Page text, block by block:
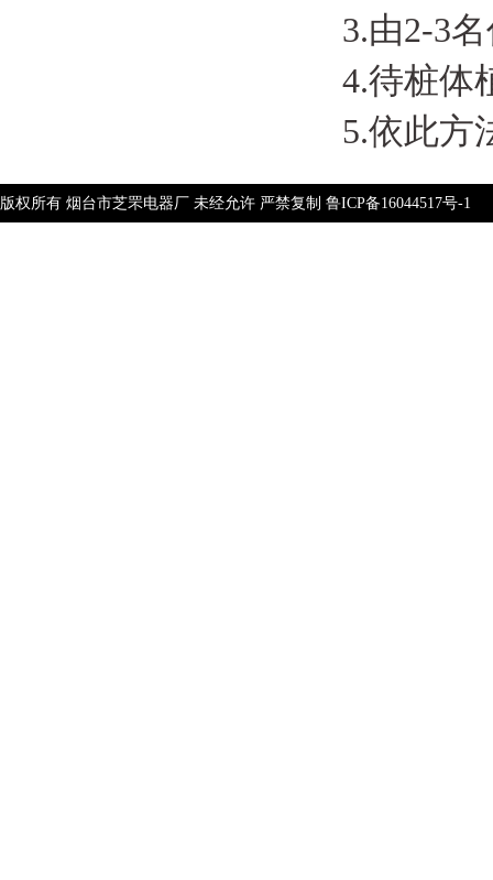
3.由2-3
4.待桩体
5.依此方
版权所有 烟台市芝罘电器厂 未经允许 严禁复制 鲁ICP备16044517号-1